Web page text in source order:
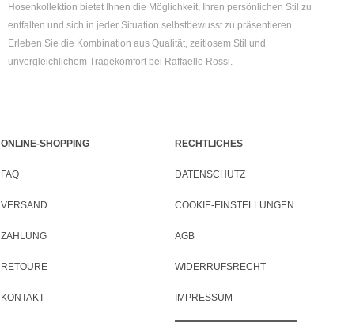
Hosenkollektion bietet Ihnen die Möglichkeit, Ihren persönlichen Stil zu
entfalten und sich in jeder Situation selbstbewusst zu präsentieren.
Erleben Sie die Kombination aus Qualität, zeitlosem Stil und
unvergleichlichem Tragekomfort bei Raffaello Rossi.
ONLINE-SHOPPING
FAQ
VERSAND
ZAHLUNG
RETOURE
KONTAKT
RECHTLICHES
DATENSCHUTZ
COOKIE-EINSTELLUNGEN
AGB
WIDERRUFSRECHT
IMPRESSUM